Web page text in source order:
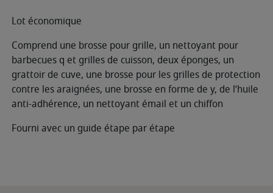
Lot économique
Comprend une brosse pour grille, un nettoyant pour
barbecues q et grilles de cuisson, deux éponges, un
grattoir de cuve, une brosse pour les grilles de protection
contre les araignées, une brosse en forme de y, de l’huile
anti-adhérence, un nettoyant émail et un chiffon
Fourni avec un guide étape par étape